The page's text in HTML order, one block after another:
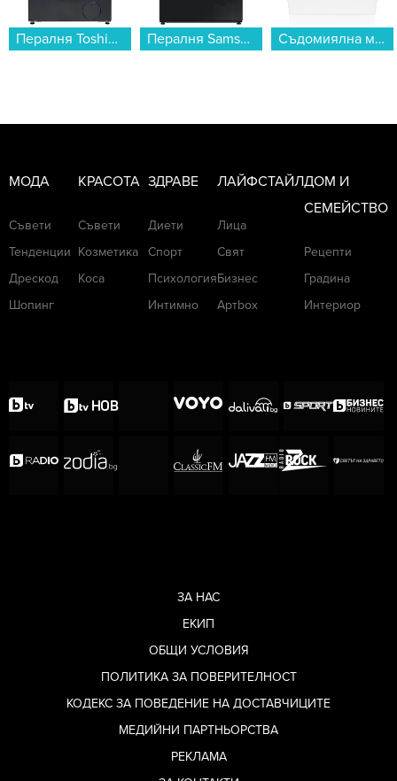
Пералня Toshiba TW-T21BU90UWBK(MG) , 1400 об./мин., 8.00 kg, A , Inox... Пералня Samsung WW80FG5L32ABLE , 1200 об./мин., 8.00 kg, A , Черен... Съдомиялна машина за вграждане Gorenje GV643D90 , 16 комплекта, 600 Ш, мм, D...
МОДА
Съвети
Тенденции
Дрескод
Шопинг
КРАСОТА
Съвети
Козметика
Коса
ЗДРАВЕ
Диети
Спорт
Психология
Интимно
ЛАЙФСТАЙЛ
Лица
Свят
Бизнес
Артbox
ДОМ И
СЕМЕЙСТВО
Рецепти
Градина
Интериор
ЗА НАС
ЕКИП
ОБЩИ УСЛОВИЯ
ПОЛИТИКА ЗА ПОВЕРИТЕЛНОСТ
КОДЕКС ЗА ПОВЕДЕНИЕ НА ДОСТАВЧИЦИТЕ
МЕДИЙНИ ПАРТНЬОРСТВА
РЕКЛАМА